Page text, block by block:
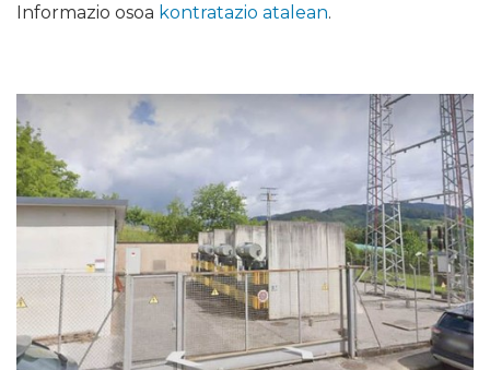
Informazio osoa kontratazio atalean.